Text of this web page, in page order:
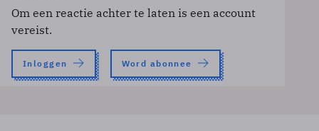
Om een reactie achter te laten is een account
vereist.
Inloggen Word abonnee